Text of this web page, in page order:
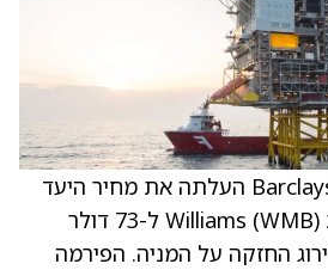
. תרזה צ’ן, אנליטית ,Barclays העלתה את מחיר היעד
של הפירמה על מניית Williams (WMB) ל-73 דולר
דירוג החזקה על המניה. הפירמה